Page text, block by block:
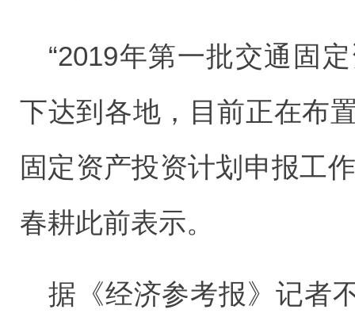
“2019年第一批交通固
下达到各地，目前正在布
固定资产投资计划申报工
春耕此前表示。
据《经济参考报》记者